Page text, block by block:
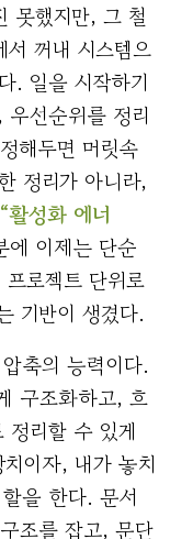
못했지만, 그 철
꺼내 시스템으
. 일을 시작하기
선순위를 정리
해두면 머릿속
정리가 아니라,
“활성화 에너
에 이제는 단순
로젝트 단위로
기반이 생겼다.
축의 능력이다.
구조화하고, 흐
정리할 수 있게
이자, 내가 놓치
을 한다. 문서
조를 잡고, 문단